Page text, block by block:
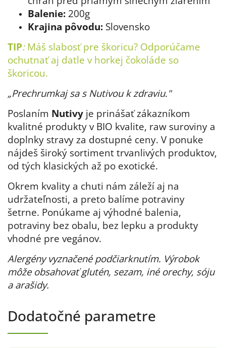
Balenie: 200g
Krajina pôvodu: Slovensko
TIP: Máš slabosť pre škoricu? Odporúčame
ochutnať aj datle v horkej čokoláde so
škoricou.
„Prechrumkaj sa s Nutivou k zdraviu."
Poslaním Nutivy je prinášať zákazníkom
kvalitné produkty v BIO kvalite, raw suroviny a
doplnky stravy za dostupné ceny. V ponuke
nájdeš široký sortiment trvanlivých produktov,
od tých klasických až po exotické.
Okrem kvality a chuti nám záleží aj na
udržateľnosti, a preto balíme potraviny
šetrne. Ponúkame aj výhodné balenia,
potraviny bez obalu, bez lepku a produkty
vhodné pre vegánov.
Alergény vyznačené podčiarknutím. Výrobok
môže obsahovať glutén, sezam, iné orechy, sóju
a arašidy.
Dodatočné parametre